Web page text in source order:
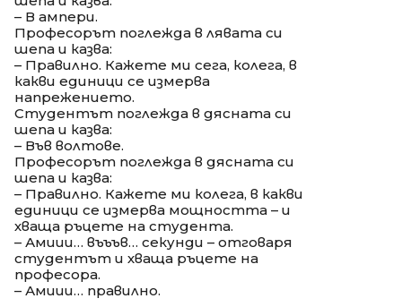
– В ампери.
Професорът поглежда в лявата си
шепа и казва:
– Правилно. Кажете ми сега, колега, в
какви единици се измерва
напрежението.
Студентът поглежда в дясната си
шепа и казва:
– Във волтове.
Професорът поглежда в дясната си
шепа и казва:
– Правилно. Кажете ми колега, в какви
единици се измерва мощността – и
хваща ръцете на студента.
– Амиии… въъъв… секунди – отговаря
студентът и хваща ръцете на
професора.
– Амиии… правилно.